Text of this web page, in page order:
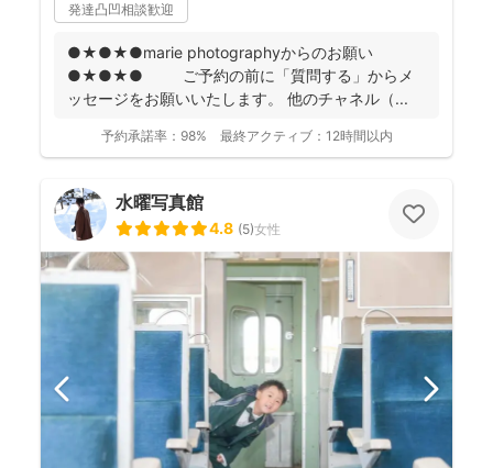
発達凸凹相談歓迎
●★●★●marie photographyからのお願い
●★●★● ご予約の前に「質問する」からメ
ッセージをお願いいたします。 他のチャネル（...
予約承諾率： 98% 最終アクティブ： 12時間以内
水曜写真館
4.8 (5)女性